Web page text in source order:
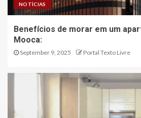
NOTÍCIAS
Benefícios de morar em um
Mooca:
September 9, 2025 Portal Texto Livre